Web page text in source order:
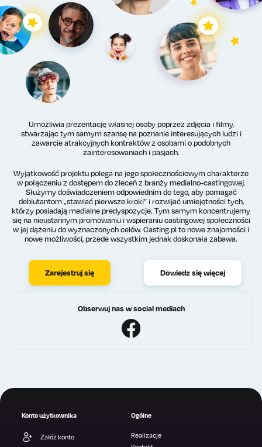
Umożliwia prezentację własnej osoby poprzez zdjęcia i filmy,
stwarzając tym samym szansę na poznanie interesujących ludzi i
zawarcie atrakcyjnych kontraktów z osobami o podobnych
zainteresowaniach i pasjach.
Wyjątkowość projektu polega na jego społecznościowym charakterze
w połączeniu z dostępem do zleceń z branży medialno-castingowej.
Służymy doświadczeniem odpowiednim do tego, aby pomagać
debiutantom „stawiać pierwsze kroki” i rozwijać umiejętności tych,
którzy posiadają medialne predyspozycje. Tym samym koncentrujemy
się na nieustannym promowaniu i wspieraniu castingowej społeczności
w jej dążeniu do wyznaczonych celów. Casting.pl to nowe znajomości i
nowe możliwości, przede wszystkim jednak doskonała zabawa.
Zarejestruj się Dowiedz się więcej
Obserwuj nas w social mediach
Konto użytkownika
Załóż konto
Ogólne
Realizacje